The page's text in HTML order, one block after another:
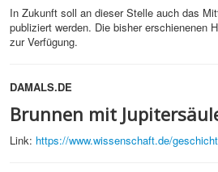
In Zukunft soll an dieser Stelle auch das
publiziert werden. Die bisher erschienenen
zur Verfügung.
DAMALS.DE
Brunnen mit
Link: https://www.wissenschaft.de/